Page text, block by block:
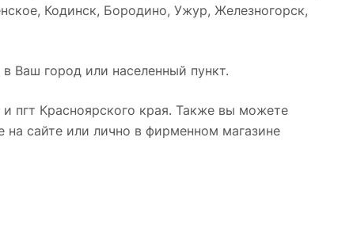
Кодинск, Бородино, Ужур, Железногорск,
Ваш город или населенный пункт.
пгт Красноярского края. Также вы можете
на сайте или лично в фирменном магазине